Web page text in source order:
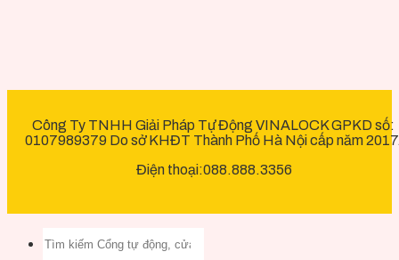
Công Ty TNHH Giải Pháp Tự Động VINALOCK GPKD số:
0107989379 Do sở KHĐT Thành Phố Hà Nội cấp năm
Điện thoại:088.888.3356